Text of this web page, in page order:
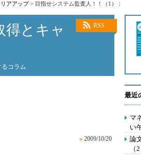
アアップ> 目指せシステム監査人！！（1）：
RSS
得とキャ
コラム
» 2009/10/20
最近
マ
い
論
（2